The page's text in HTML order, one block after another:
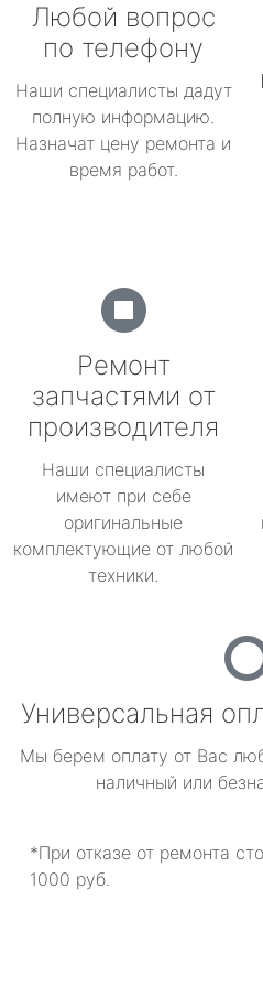
Любой вопрос
по телефону
Наши специалисты дадут
полную информацию.
Назначат цену ремонта и
время работ.
Ремонт
запчастями от
производителя
Наши специалисты
имеют при себе
оригинальные
комплектующие от любой
техники.
Универсальная
Мы берем оплату от Вас
наличный или
*При отказе от ремонта
1000 руб.